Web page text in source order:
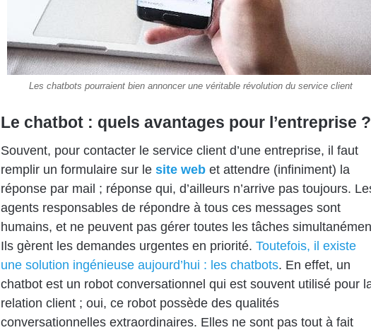
Les chatbots pourraient bien annoncer une véritable révolution du service client
Le chatbot : quels avantages pour l’entreprise ?
Souvent, pour contacter le service client d’une entreprise, il faut
remplir un formulaire sur le site webet attendre (infiniment) la
réponse par mail ; réponse qui, d’ailleurs n’arrive pas toujours.
agents responsables de répondre à tous ces messages sont
humains, et ne peuvent pas gérer toutes les tâches
Ils gèrent les demandes urgentes en priorité. Toutefois, il existe
une solution ingénieuse aujourd’hui : les chatbots. En effet, un
chatbot est un robot conversationnel qui est souvent utilisé pour
relation client ; oui, ce robot possède des qualités
conversationnelles extraordinaires. Elles ne sont pas tout à fait